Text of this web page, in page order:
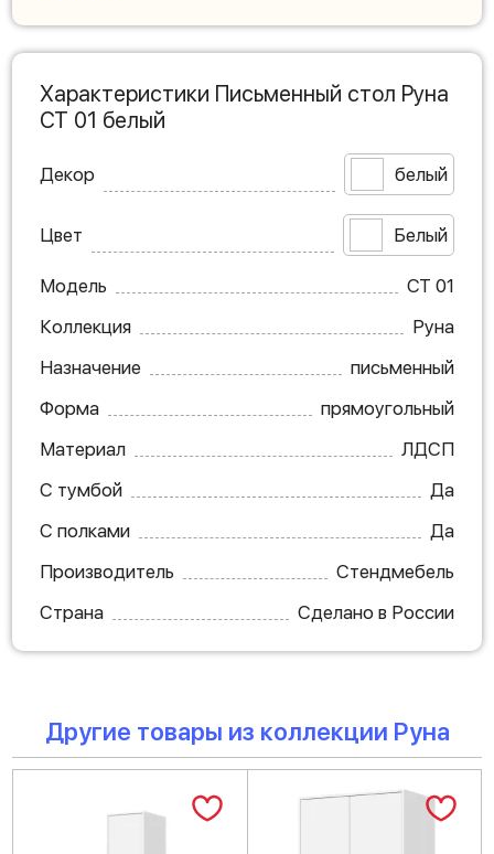
Характеристики Письменный стол Руна
СТ 01 белый
Декор белый
Цвет Белый
Модель
СТ 01
Коллекция
Руна
Назначение
письменный
Форма
прямоугольный
Материал
ЛДСП
С тумбой
Да
С полками
Да
Производитель
Стендмебель
Страна
Сделано в России
Другие товары из коллекции Руна